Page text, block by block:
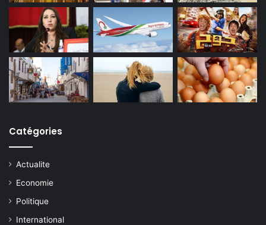
Catégories
Actualite
Economie
Politique
International